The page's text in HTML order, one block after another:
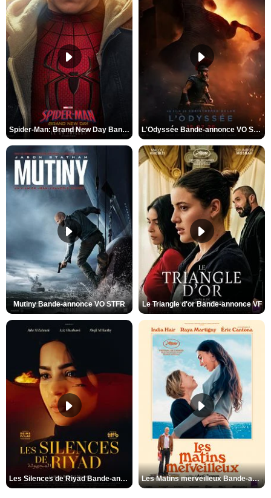
Spider-Man: Brand New Day Bande-annonce VO STFR L'Odyssée Bande-annonce VO STFR
Mutiny Bande-annonce VO STFR Le Triangle d'or Bande-annonce VF
Les Silences de Riyad Bande-annonce VO STFR Les Matins merveilleux Bande-annonce VF